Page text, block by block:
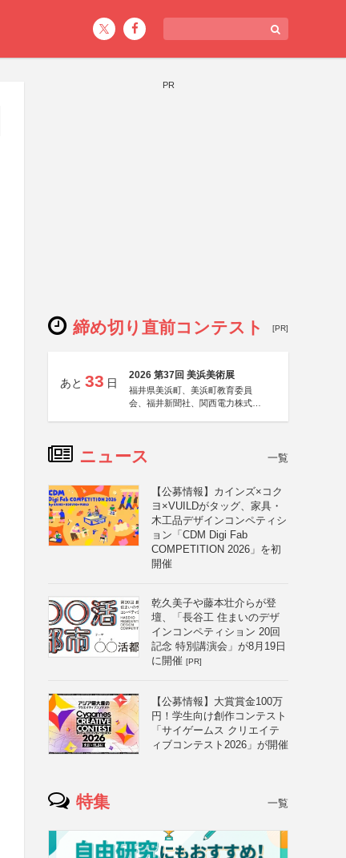
PR
締め切り直前コンテスト [PR]
あと 33 日
2026 第37回 美浜美術展
福井県美浜町、美浜町教育委員
会、福井新聞社、関西電力株式会
ニュース 一覧
【公募情報】カインズ×コク
ヨ×VUILDがタッグ、家具・
木工品デザインコンペティシ
ョン「CDM Digi Fab
COMPETITION 2026」を初
開催
乾久美子や藤本壮介らが登
壇、「長谷工 住まいのデザ
インコンペティション 20回
記念 特別講演会」が8月19日
に開催 [PR]
【公募情報】大賞賞金100万
円！学生向け創作コンテスト
「サイゲームス クリエイテ
ィブコンテスト2026」が開催
特集 一覧